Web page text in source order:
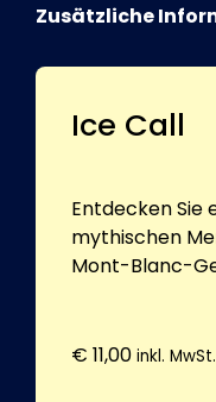
Zusätzliche
Ice Call
Entdecken Sie
mythischen
Mont-Blanc-
€ 11,00 inkl. MwSt.